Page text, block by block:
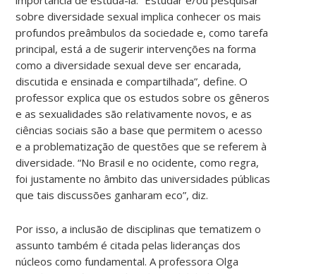
sobre diversidade sexual implica conhecer os mais
profundos preâmbulos da sociedade e, como tarefa
principal, está a de sugerir intervenções na forma
como a diversidade sexual deve ser encarada,
discutida e ensinada e compartilhada”, define. O
professor explica que os estudos sobre os gêneros
e as sexualidades são relativamente novos, e as
ciências sociais são a base que permitem o acesso
e a problematização de questões que se referem à
diversidade. “No Brasil e no ocidente, como regra,
foi justamente no âmbito das universidades públicas
que tais discussões ganharam eco”, diz.
Por isso, a inclusão de disciplinas que tematizem o
assunto também é citada pelas lideranças dos
núcleos como fundamental. A professora Olga